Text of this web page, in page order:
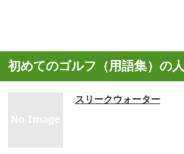
初めてのゴルフ（用語集）の
スリークウォーター